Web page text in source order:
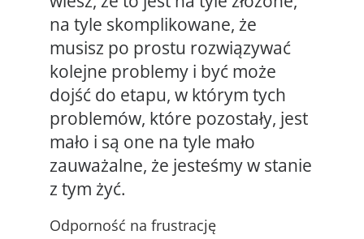
na tyle skomplikowane, że
musisz po prostu rozwiązywać
kolejne problemy i być może
dojść do etapu, w którym tych
problemów, które pozostały, jest
mało i są one na tyle mało
zauważalne, że jesteśmy w stanie
z tym żyć.
Odporność na frustrację